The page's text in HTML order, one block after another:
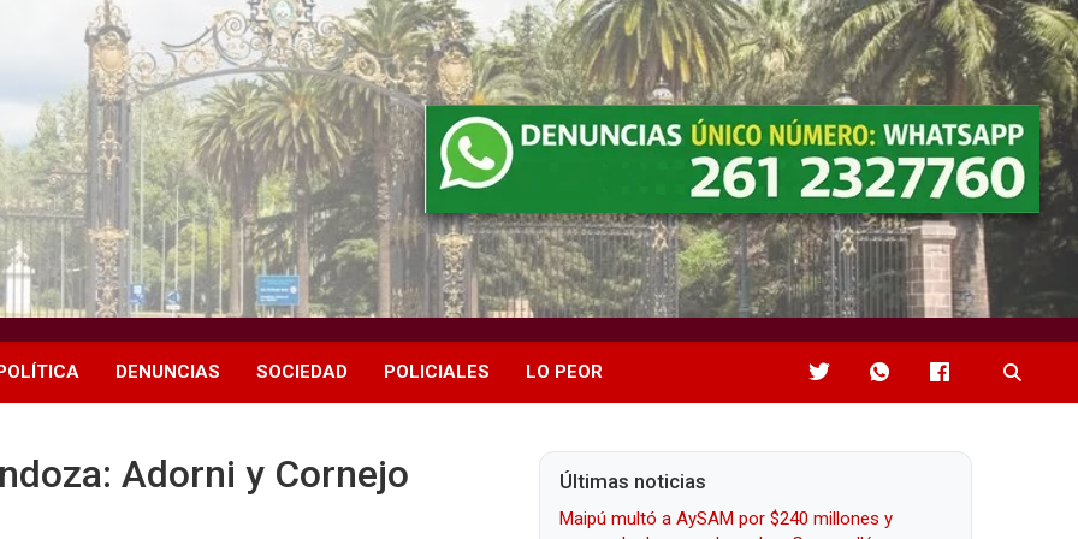
DENUNCIAS SOCIEDAD POLICIALES LO PEOR
Adorni y Cornejo
Últimas noticias
Maipú multó a AySAM por $240 millones y